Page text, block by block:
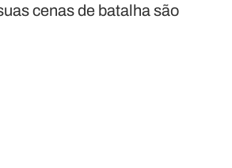
cenas de batalha são